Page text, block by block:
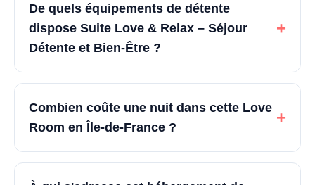
De quels équipements de détente
dispose Suite Love & Relax – Séjour
Détente et Bien-Être ?
+
Combien coûte une nuit dans cette Love
Room en Île-de-France ?
+